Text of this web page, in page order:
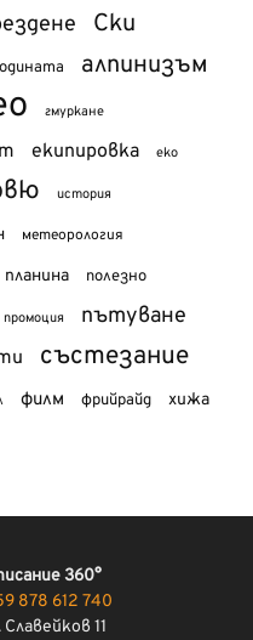
Ски
алпинизъм
гмуркане
екипировка еко
история
метеорология
планина полезно
промоция пътуване
състезание
филм фрийрайд хижа
360°
878 612 740
Славейков 11